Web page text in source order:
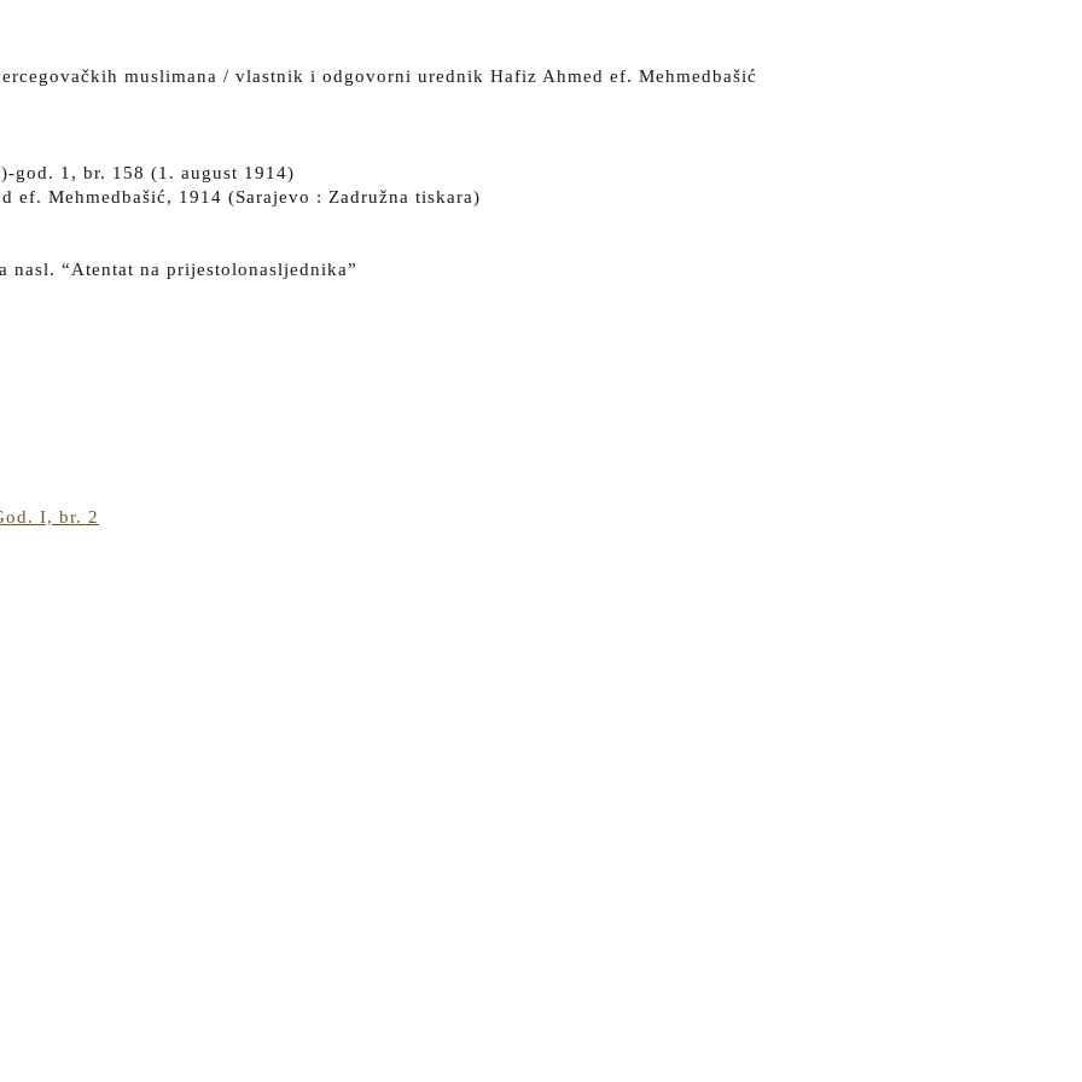
muslimana / vlastnik i odgovorni urednik Hafiz Ahmed ef. Mehmedbašić
god. 1, br. 158 (1. august 1914)
ef. Mehmedbašić, 1914 (Sarajevo : Zadružna tiskara)
nasl. “Atentat na prijestolonasljednika”
I, br. 2